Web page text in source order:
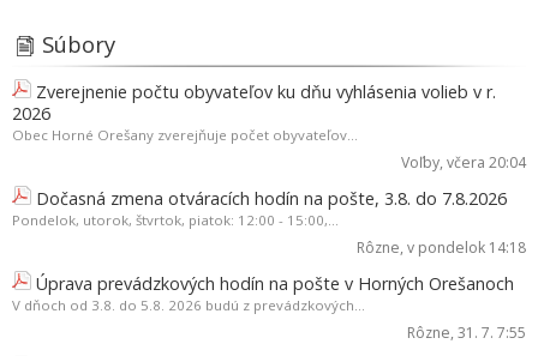
Súbory
Zverejnenie počtu obyvateľov ku dňu vyhlásenia volieb v r.
2026
Obec Horné Orešany zverejňuje počet obyvateľov...
Voľby, včera 20:04
Dočasná zmena otváracích hodín na pošte, 3.8. do 7.8.2026
Pondelok, utorok, štvrtok, piatok: 12:00 - 15:00,...
Rôzne, v pondelok 14:18
Úprava prevádzkových hodín na pošte v Horných Orešanoch
V dňoch od 3.8. do 5.8. 2026 budú z prevádzkových...
Rôzne, 31. 7. 7:55